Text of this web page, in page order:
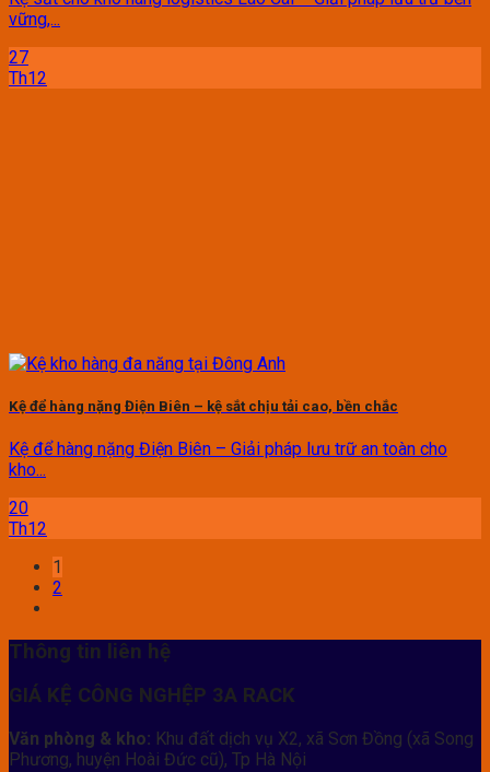
vững,...
27
Th12
Kệ để hàng nặng Điện Biên – kệ sắt chịu tải cao, bền chắc
Kệ để hàng nặng Điện Biên – Giải pháp lưu trữ an toàn cho
kho...
20
Th12
1
2
Thông tin liên hệ
GIÁ KỆ CÔNG NGHỆP 3A RACK
Văn phòng & kho: Khu đất dịch vụ X2, xã Sơn Đồng (xã Song
Phương, huyện Hoài Đức cũ), Tp Hà Nội